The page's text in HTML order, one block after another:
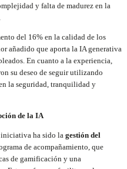
y falta de madurez en la
del 16% en la calidad de los
añadido que aporta la IA generativa
En cuanto a la experiencia,
su deseo de seguir utilizando
la seguridad, tranquilidad y
de la IA
ha sido la gestión del
de acompañamiento, que
de gamificación y una